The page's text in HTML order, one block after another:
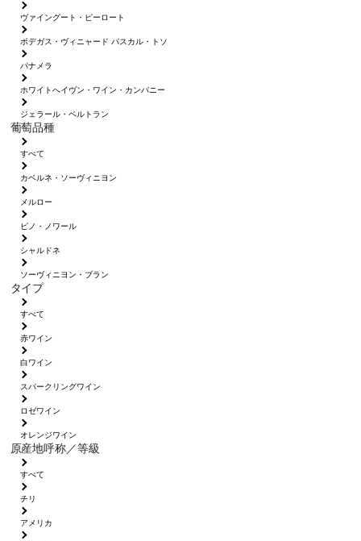
ヴァイングート・ピーロート
ボデガス・ヴィニャード パスカル・トソ
パナメラ
ホワイトへイヴン・ワイン・カンパニー
ジェラール・ベルトラン
葡萄品種
すべて
カベルネ・ソーヴィニヨン
メルロー
ピノ・ノワール
シャルドネ
ソーヴィニヨン・ブラン
タイプ
すべて
赤ワイン
白ワイン
スパークリングワイン
ロゼワイン
オレンジワイン
原産地呼称／等級
すべて
チリ
アメリカ